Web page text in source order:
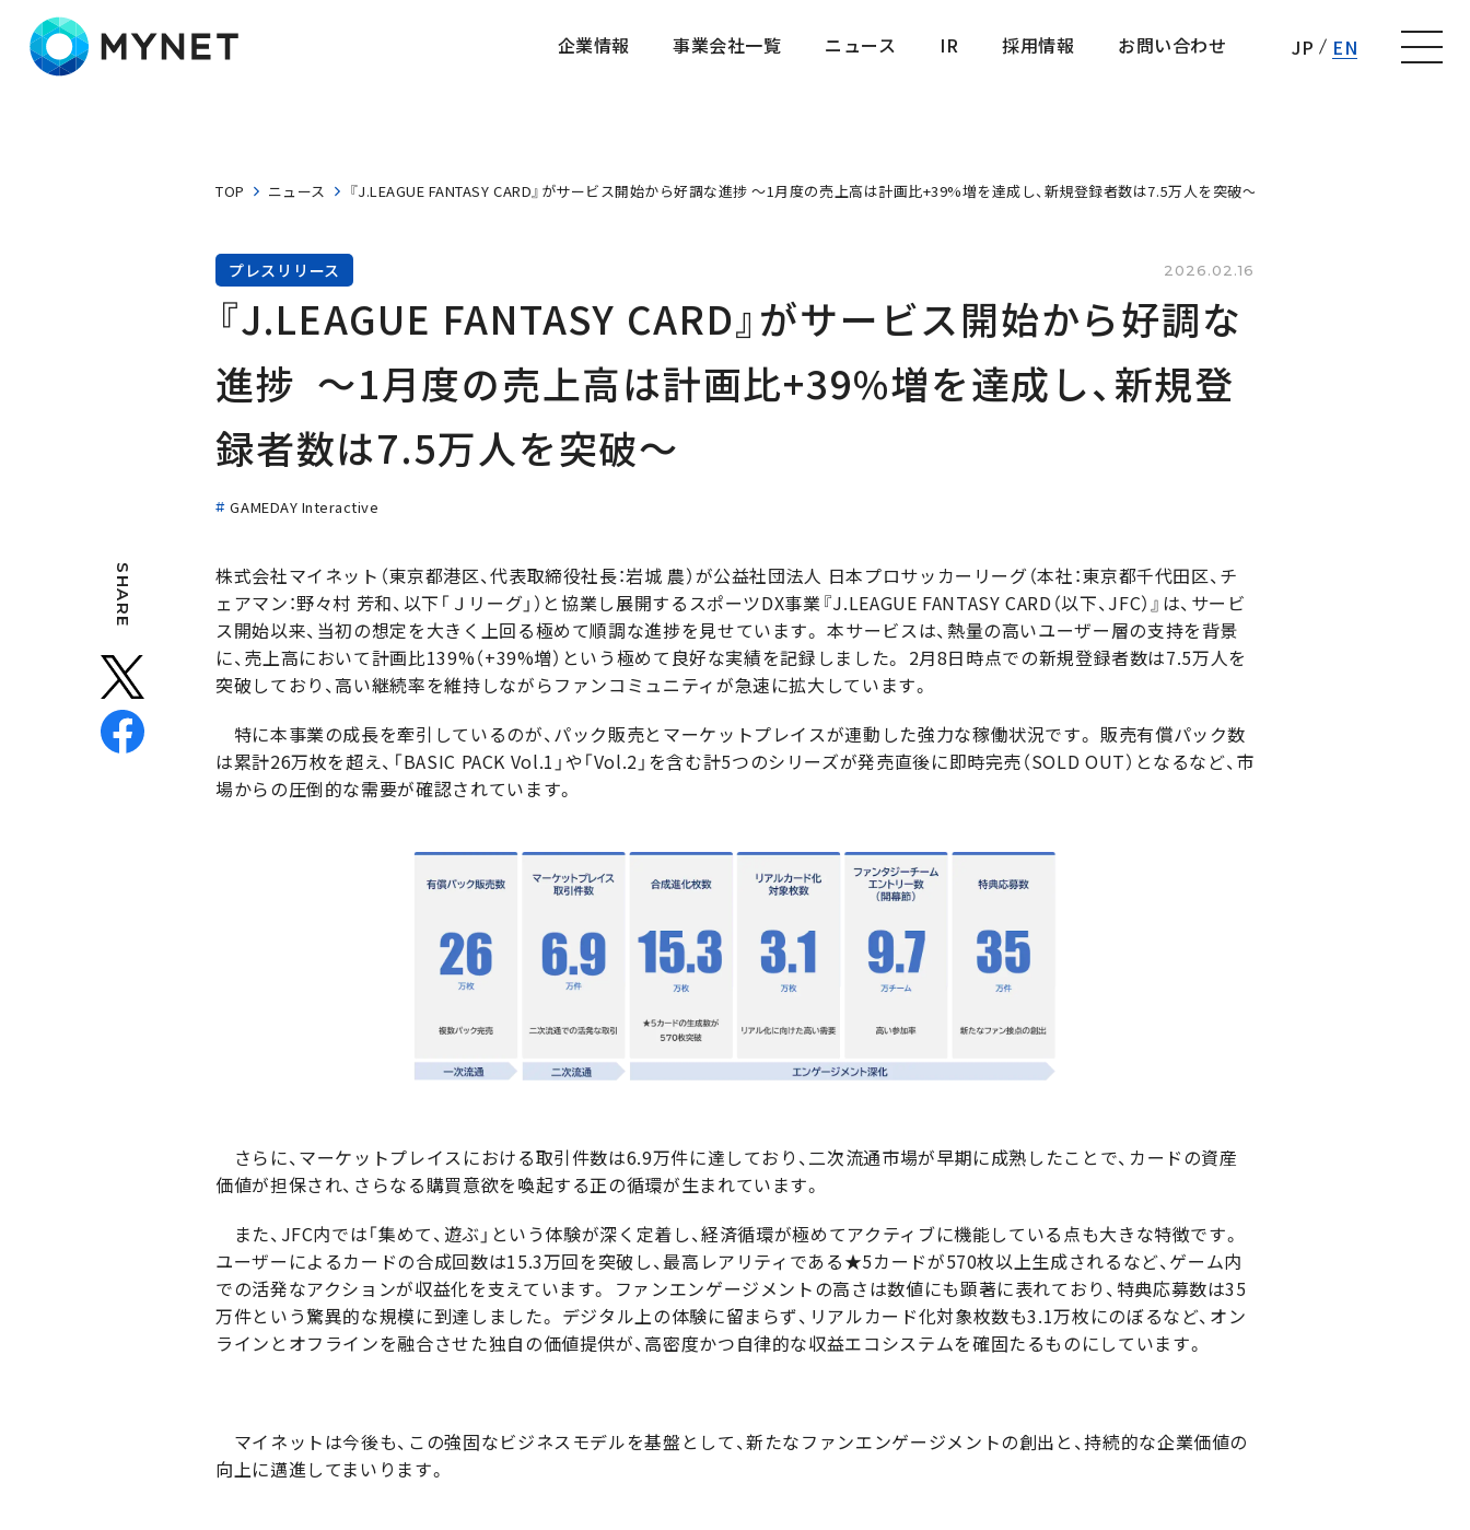
企業情報
事業会社一覧
ニュース
IR
採用情報
お問い合わせ
JP EN
TOP ニュース 『J.LEAGUE FANTASY CARD』がサービス開始から好調な進捗 ～1月度の売上高は計画比+39%増を達成し、新規登録者数は7.5万人を突破～
プレスリリース 2026.02.16
『J.LEAGUE FANTASY CARD』がサービス開始から好調な
進捗  ～1月度の売上高は計画比+39%増を達成し、新規登
録者数は7.5万人を突破～
GAMEDAY Interactive
SHARE
株式会社マイネット（東京都港区、代表取締役社長：岩城 農）が公益社団法人 日本プロサッカーリーグ（本社：東京都千代田区、チ
ェアマン：野々村 芳和、以下「Ｊリーグ」）と協業し展開するスポーツDX事業『J.LEAGUE FANTASY CARD（以下、JFC）』は、サービ
ス開始以来、当初の想定を大きく上回る極めて順調な進捗を見せています。 本サービスは、熱量の高いユーザー層の支持を背景
に、売上高において計画比139%（+39%増）という極めて良好な実績を記録しました。 2月8日時点での新規登録者数は7.5万人を
突破しており、高い継続率を維持しながらファンコミュニティが急速に拡大しています。
特に本事業の成長を牽引しているのが、パック販売とマーケットプレイスが連動した強力な稼働状況です。 販売有償パック数
は累計26万枚を超え、「BASIC PACK Vol.1」や「Vol.2」を含む計5つのシリーズが発売直後に即時完売（SOLD OUT）となるなど、市
場からの圧倒的な需要が確認されています。
さらに、マーケットプレイスにおける取引件数は6.9万件に達しており、二次流通市場が早期に成熟したことで、カードの資産
価値が担保され、さらなる購買意欲を喚起する正の循環が生まれています。
また、JFC内では「集めて、遊ぶ」という体験が深く定着し、経済循環が極めてアクティブに機能している点も大きな特徴です。
ユーザーによるカードの合成回数は15.3万回を突破し、最高レアリティである★5カードが570枚以上生成されるなど、ゲーム内
での活発なアクションが収益化を支えています。 ファンエンゲージメントの高さは数値にも顕著に表れており、特典応募数は35
万件という驚異的な規模に到達しました。 デジタル上の体験に留まらず、リアルカード化対象枚数も3.1万枚にのぼるなど、オン
ラインとオフラインを融合させた独自の価値提供が、高密度かつ自律的な収益エコシステムを確固たるものにしています。
マイネットは今後も、この強固なビジネスモデルを基盤として、新たなファンエンゲージメントの創出と、持続的な企業価値の
向上に邁進してまいります。